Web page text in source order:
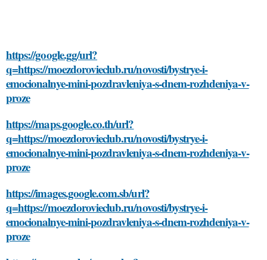
https://google.gg/url?
q=https://moezdorovieclub.ru/novosti/bystrye-i-
emocionalnye-mini-pozdravleniya-s-dnem-rozhdeniya-v-
proze
https://maps.google.co.th/url?
q=https://moezdorovieclub.ru/novosti/bystrye-i-
emocionalnye-mini-pozdravleniya-s-dnem-rozhdeniya-v-
proze
https://images.google.com.sb/url?
q=https://moezdorovieclub.ru/novosti/bystrye-i-
emocionalnye-mini-pozdravleniya-s-dnem-rozhdeniya-v-
proze